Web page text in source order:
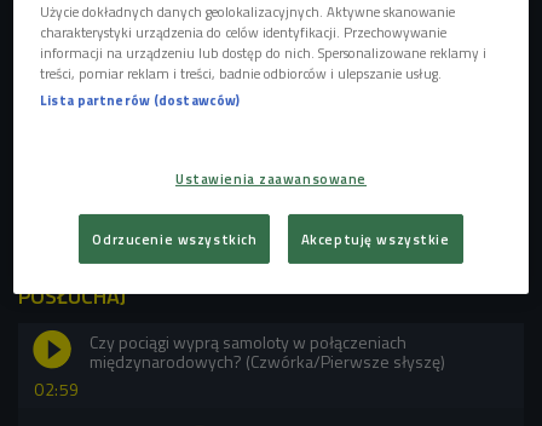
Wakacje za granicą? Obostrzenia i zasady sprawdzaj codziennie
POSŁUCHAJ
02:59
Czy pociągi wyprą samoloty w połączeniach
międzynarodowych? (Czwórka/Pierwsze słyszę)
Użycie dokładnych danych geolokalizacyjnych. Aktywne skanowanie
charakterystyki urządzenia do celów identyfikacji. Przechowywanie
informacji na urządzeniu lub dostęp do nich. Spersonalizowane reklamy i
treści, pomiar reklam i treści, badnie odbiorców i ulepszanie usług.
Lista partnerów (dostawców)
Ustawienia zaawansowane
Odrzucenie wszystkich Akceptuję wszystkie